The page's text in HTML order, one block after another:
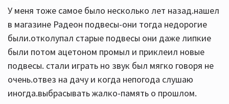
У меня тоже самое было несколько лет назад.нашел
в магазине Радеон подвесы-они тогда недорогие
были.отколупал старые подвесы они даже липкие
были потом ацетоном промыл и приклеил новые
подвесы. стали играть но звук был мягко говоря не
очень.отвез на дачу и когда непогода слушаю
иногда.выбрасывать жалко-память о прошлом.